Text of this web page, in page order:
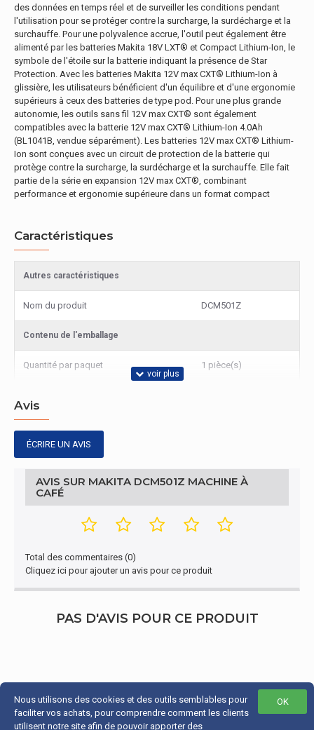
des données en temps réel et de surveiller les conditions pendant
l'utilisation pour se protéger contre la surcharge, la surdécharge et la
surchauffe. Pour une polyvalence accrue, l'outil peut également être
alimenté par les batteries Makita 18V LXT® et Compact Lithium-Ion, le
symbole de l'étoile sur la batterie indiquant la présence de Star
Protection. Avec les batteries Makita 12V max CXT® Lithium-Ion à
glissière, les utilisateurs bénéficient d'un équilibre et d'une ergonomie
supérieurs à ceux des batteries de type pod. Pour une plus grande
autonomie, les outils sans fil 12V max CXT® sont également
compatibles avec la batterie 12V max CXT® Lithium-Ion 4.0Ah
(BL1041B, vendue séparément). Les batteries 12V max CXT® Lithium-
Ion sont conçues avec un circuit de protection de la batterie qui
protège contre la surcharge, la surdécharge et la surchauffe. Elle fait
partie de la série en expansion 12V max CXT®, combinant
performance et ergonomie supérieure dans un format compact
Caractéristiques
Autres caractéristiques
Nom du produit DCM501Z
Contenu de l'emballage
Quantité par paquet 1 pièce(s)
Avis
ÉCRIRE UN AVIS
AVIS SUR MAKITA DCM501Z MACHINE À
CAFÉ
Total des commentaires (0)
Cliquez ici pour ajouter un avis pour ce produit
PAS D'AVIS POUR CE PRODUIT
OK
Nous utilisons des cookies et des outils semblables pour
faciliter vos achats, pour comprendre comment les clients
utilisent notre site afin de pouvoir apporter des